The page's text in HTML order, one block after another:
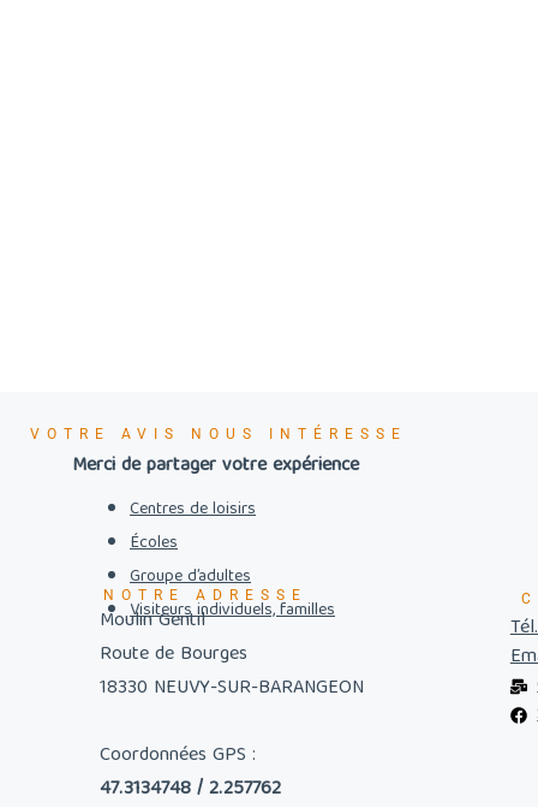
VOTRE AVIS NOUS INTÉRESSE
Merci de partager votre expérience
Centres de loisirs
Écoles
Groupe d’adultes
Visiteurs individuels, familles
NOTRE ADRESSE
Moulin Gentil
Route de Bourges
18330 NEUVY-SUR-BARANGEON
Coordonnées GPS :
47.3134748 / 2.257762